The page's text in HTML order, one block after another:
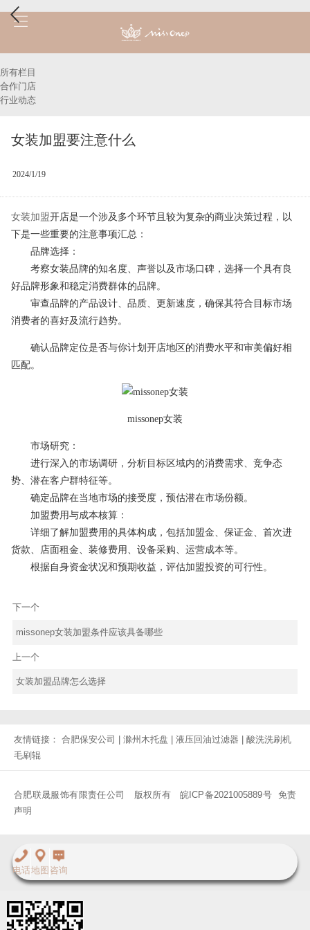
所有栏目
合作门店
行业动态
女装加盟要注意什么
2024/1/19
女装加盟开店是一个涉及多个环节且较为复杂的商业决策过程，以
下是一些重要的注意事项汇总：
品牌选择：
考察女装品牌的知名度、声誉以及市场口碑，选择一个具有良
好品牌形象和稳定消费群体的品牌。
审查品牌的产品设计、品质、更新速度，确保其符合目标市场
消费者的喜好及流行趋势。
确认品牌定位是否与你计划开店地区的消费水平和审美偏好相
匹配。
missonep女装
市场研究：
进行深入的市场调研，分析目标区域内的消费需求、竞争态
势、潜在客户群特征等。
确定品牌在当地市场的接受度，预估潜在市场份额。
加盟费用与成本核算：
详细了解加盟费用的具体构成，包括加盟金、保证金、首次进
货款、店面租金、装修费用、设备采购、运营成本等。
根据自身资金状况和预期收益，评估加盟投资的可行性。
下一个
missonep女装加盟条件应该具备哪些
上一个
女装加盟品牌怎么选择
友情链接： 合肥保安公司 | 滁州木托盘 | 液压回油过滤器 | 酸洗洗刷机
毛刷辊
合肥联晟服饰有限责任公司 版权所有皖ICP备2021005889号
免责
声明
电话地图 咨询